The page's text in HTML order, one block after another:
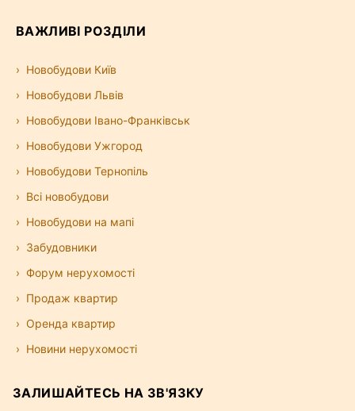
ВАЖЛИВІ РОЗДІЛИ
Новобудови Київ
Новобудови Львів
Новобудови Івано-Франківськ
Новобудови Ужгород
Новобудови Тернопіль
Всі новобудови
Новобудови на мапі
Забудовники
Форум нерухомості
Продаж квартир
Оренда квартир
Новини нерухомості
ЗАЛИШАЙТЕСЬ НА ЗВ'ЯЗКУ